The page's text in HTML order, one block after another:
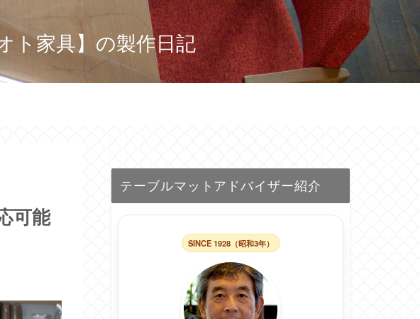
ト家具】の製作日記
可能
テーブルマットアドバイザー紹介
SINCE 1928（昭和3年）